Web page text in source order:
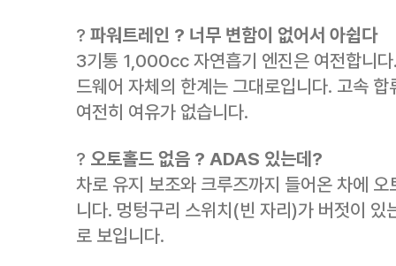
? 파워트레인 ? 너무 변함이 없어서 아쉽다
3기통 1,000cc 자연흡기 엔진은 여전합니
드웨어 자체의 한계는 그대로입니다. 고속
여전히 여유가 없습니다.
? 오토홀드 없음 ? ADAS 있는데?
차로 유지 보조와 크루즈까지 들어온 차에
니다. 멍텅구리 스위치(빈 자리)가 버젓이 있
로 보입니다.